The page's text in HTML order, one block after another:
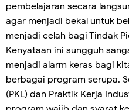
pembelajaran secara
agar menjadi bekal untuk
menjadi celah bagi Tindak
Kenyataan ini sungguh
menjadi alarm keras bagi
berbagai program serupa.
(PKL) dan Praktik Kerja